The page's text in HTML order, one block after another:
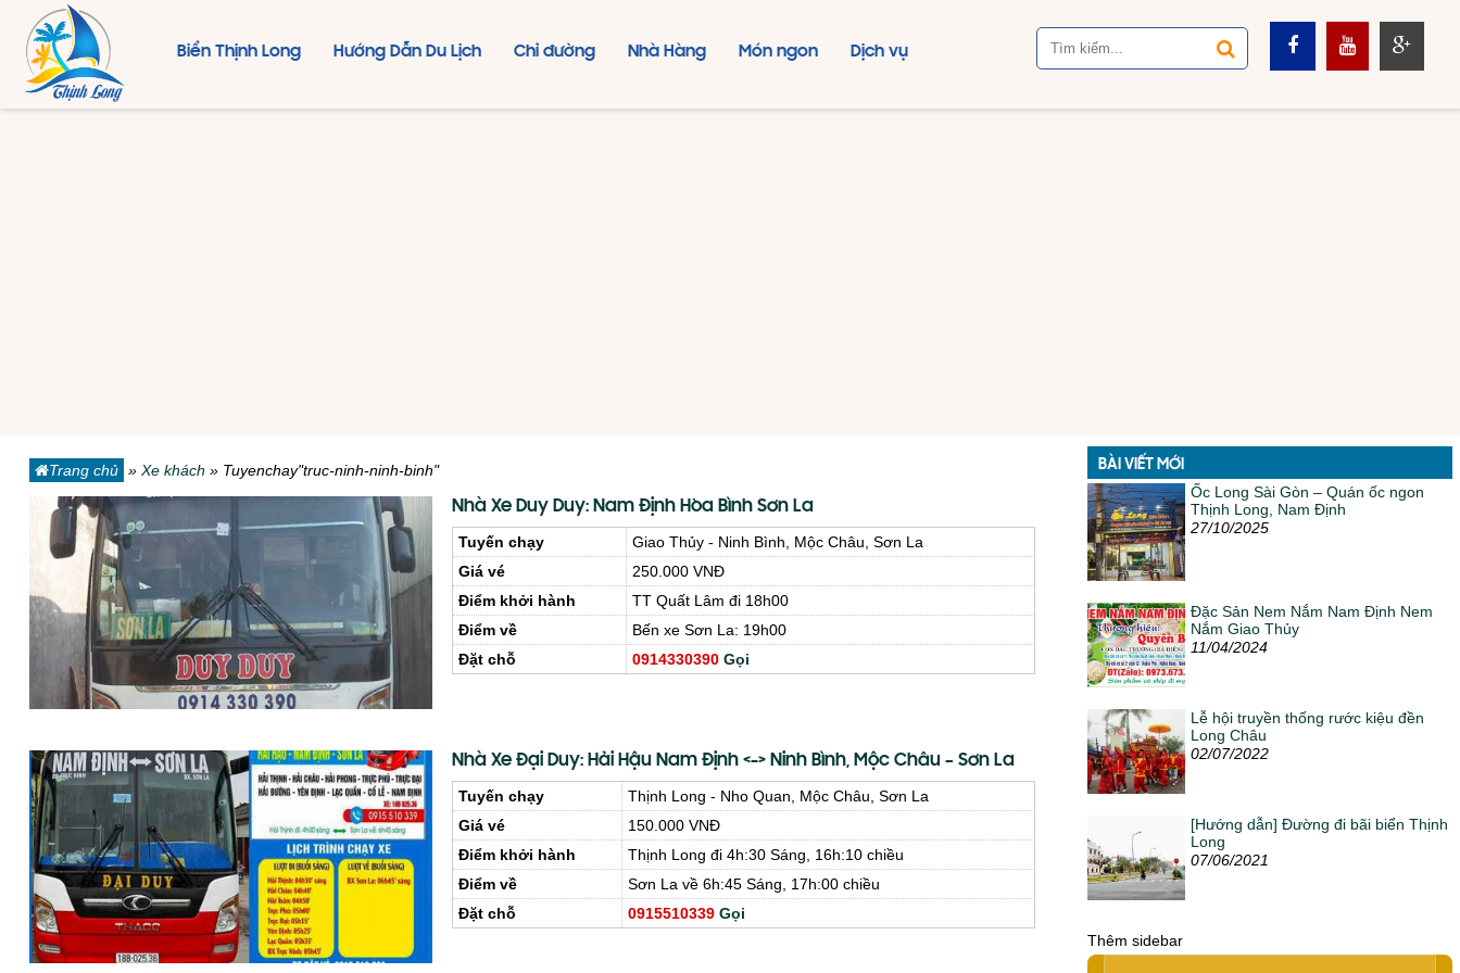
Biển Thịnh Long Hướng Dẫn Du Lịch Chỉ đường Nhà Hàng Món ngon Dịch vụ
Trang chủ » Xe khách » Tuyenchay"truc-ninh-ninh-binh"
Nhà Xe Duy Duy: Nam Định Hòa Bình Sơn La
Tuyến chạy
Giao Thủy - Ninh Bình, Mộc Châu, Sơn La
Giá vé
250.000 VNĐ
Điểm khởi hành
TT Quất Lâm đi 18h00
Điểm về
Bến xe Sơn La: 19h00
Đặt chỗ
0914330390Gọi
Nhà Xe Đại Duy: Hải Hậu Nam Định <-> Ninh Bình, Mộc Châu – Sơn La
Tuyến chạy
Thịnh Long - Nho Quan, Mộc Châu, Sơn La
Giá vé
150.000 VNĐ
Điểm khởi hành
Thịnh Long đi 4h:30 Sáng, 16h:10 chiều
Điểm về
Sơn La về 6h:45 Sáng, 17h:00 chiều
Đặt chỗ
0915510339Gọi
BÀI VIẾT MỚI
Ốc Long Sài Gòn – Quán ốc ngon
Thịnh Long, Nam Định
27/10/2025
Đặc Sản Nem Nắm Nam Định Nem
Nắm Giao Thủy
11/04/2024
Lễ hội truyền thống rước kiệu đền
Long Châu
02/07/2022
[Hướng dẫn] Đường đi bãi biển Thịnh
Long
07/06/2021
Thêm sidebar